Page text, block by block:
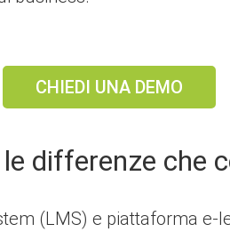
CHIEDI UNA DEMO
differenze che
(LMS) e piattaforma e-